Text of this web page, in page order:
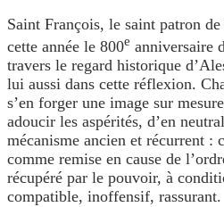
Saint François, le saint patron
cette année le 800e anniversaire
travers le regard historique
lui aussi dans cette réflexion.
s’en forger une image sur
adoucir les aspérités, d’en
mécanisme ancien et récurrent :
comme remise en cause de
récupéré par le pouvoir, à
compatible, inoffensif, rassurant.